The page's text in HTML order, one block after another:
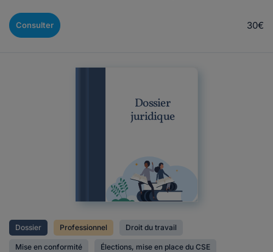
Consulter 30€
Dossier
juridique
Dossier Professionnel Droit du travail
Mise en conformité Élections, mise en place du CSE